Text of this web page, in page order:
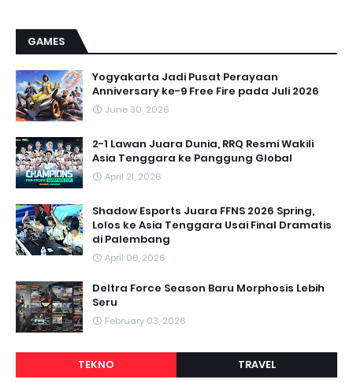
GAMES
Yogyakarta Jadi Pusat Perayaan
Anniversary ke-9 Free Fire pada Juli 2026
June 30, 2026
2-1 Lawan Juara Dunia, RRQ Resmi Wakili
Asia Tenggara ke Panggung Global
April 21, 2026
Shadow Esports Juara FFNS 2026 Spring,
Lolos ke Asia Tenggara Usai Final Dramatis
di Palembang
April 08, 2026
Deltra Force Season Baru Morphosis Lebih
Seru
February 03, 2026
TEKNO TRAVEL